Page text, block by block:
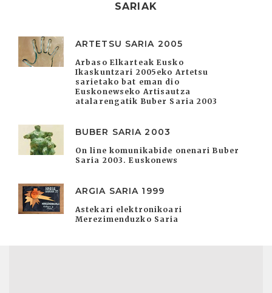
SARIAK
ARTETSU SARIA 2005
Arbaso Elkarteak Eusko
Ikaskuntzari 2005eko Artetsu
sarietako bat eman dio
Euskonewseko Artisautza
atalarengatik Buber Saria 2003
BUBER SARIA 2003
On line komunikabide onenari Buber
Saria 2003. Euskonews
ARGIA SARIA 1999
Astekari elektronikoari
Merezimenduzko Saria